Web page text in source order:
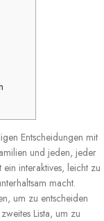
Entscheidungen mit
und jeden, jeder
interaktives, leicht zu
macht.
um zu entscheiden
Lista, um zu